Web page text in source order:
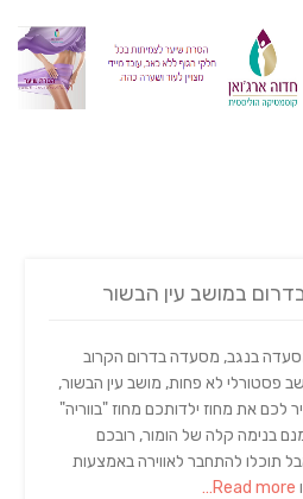
במושב עין הבשור
בנגב, מסעדה בדרום הקרוב
פסטורלי לא פחות, מושב עין הבשור,
לכם את מחוז ילדותכם מחוז "בווריה"
בנימה קלה של הומור, רובכם
תוכלו להתחבר לאווירה באמצעות